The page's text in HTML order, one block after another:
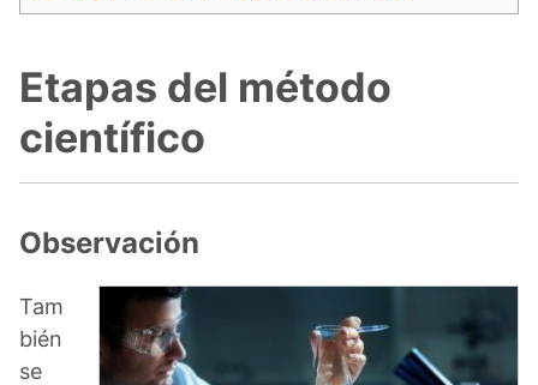
Etapas del método
científico
Observación
Tam
bién
se